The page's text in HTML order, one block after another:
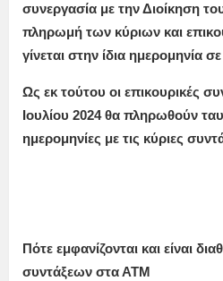
συνεργασία με την Διοίκηση
πληρωμή των κύριων και
γίνεται στην ίδια ημερομηνία
Ως εκ τούτου οι επικουρικές
Ιουλίου 2024θα πληρωθούν
ημερομηνίες με τις κύριες
Πότε εμφανίζονται και είναι
συντάξεων στα ΑΤΜ